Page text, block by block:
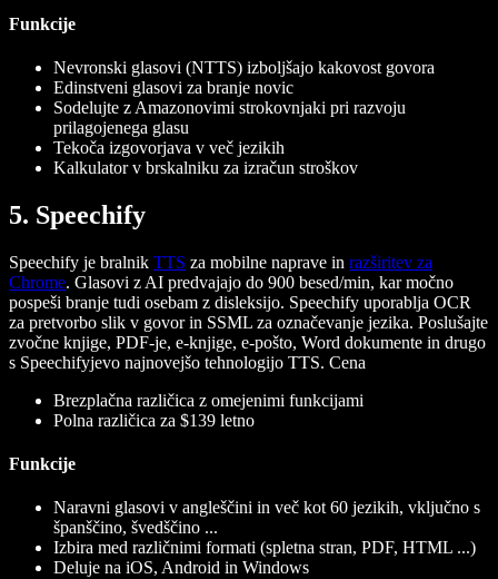
Funkcije
Nevronski glasovi (NTTS) izboljšajo kakovost govora
Edinstveni glasovi za branje novic
Sodelujte z Amazonovimi strokovnjaki pri razvoju
prilagojenega glasu
Tekoča izgovorjava v več jezikih
Kalkulator v brskalniku za izračun stroškov
5. Speechify
Speechify je bralnik TTS za mobilne naprave in razširitev za
Chrome. Glasovi z AI predvajajo do 900 besed/min, kar močno
pospeši branje tudi osebam z disleksijo. Speechify uporablja OCR
za pretvorbo slik v govor in SSML za označevanje jezika. Poslušajte
zvočne knjige, PDF-je, e-knjige, e-pošto, Word dokumente in drugo
s Speechifyjevo najnovejšo tehnologijo TTS. Cena
Brezplačna različica z omejenimi funkcijami
Polna različica za $139 letno
Funkcije
Naravni glasovi v angleščini in več kot 60 jezikih, vključno s
španščino, švedščino ...
Izbira med različnimi formati (spletna stran, PDF, HTML ...)
Deluje na iOS, Android in Windows